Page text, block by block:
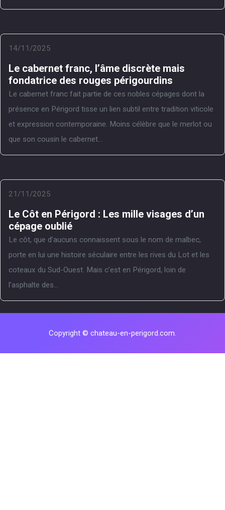
14/11/2025
Le cabernet franc, l’âme discrète mais
fondatrice des rouges périgourdins
Le cabernet franc fait partie de ces nobles cépages dont la
présence en Périgord tisse un lien subtil entre tradition viticole
et expression contemporaine. Moins célèbre que le merlot ou
que son cousin le cabernet...
21/11/2025
Le Côt en Périgord : Les mille visages d’un
cépage oublié
Le côt, que d’aucuns connaissent sous le nom de malbec,
porte en lui une histoire séculaire entre les rives du Lot et les
coteaux du Sud-Ouest. Mais c’est en Périgord, loin de
l’asphalte des...
Copyright © chateau-en-perigord.com.